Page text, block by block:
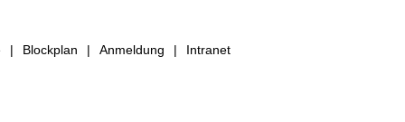
Blockplan Anmeldung Intranet